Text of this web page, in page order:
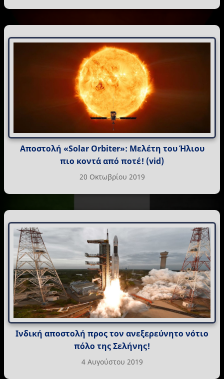
Αποστολή «Solar Orbiter»: Μελέτη του Ήλιου
πιο κοντά από ποτέ! (vid)
20 Οκτωβρίου 2019
Ινδική αποστολή προς τον ανεξερεύνητο νότιο
πόλο της Σελήνης!
4 Αυγούστου 2019